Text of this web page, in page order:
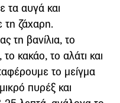
τα αυγά και
τη ζάχαρη.
τη βανίλια, το
κακάο, το αλάτι και
το μείγμα
πυρέξ και